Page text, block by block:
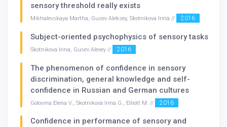
sensory threshold really exists
Mikhalevskaya Martha, Gusev Aleksey, Skotnikova Irina // 2016
Subject-oriented psychophysics of sensory tasks
Skotnikova Irina, Gusev Alexey // 2016
The phenomenon of confidence in sensory
discrimination, general knowledge and self-
confidence in Russian and German cultures
Golovina Elena V., Skotnikova Irina G., Elliott M. // 2016
Confidence in performance of sensory and